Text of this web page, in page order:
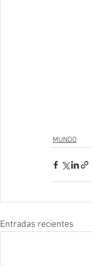
MUNDO
Entradas recientes